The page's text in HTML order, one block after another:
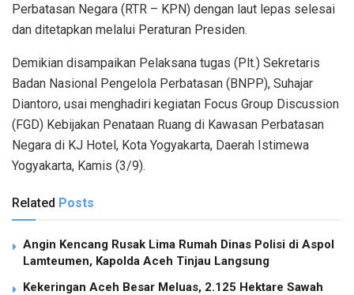
Perbatasan Negara (RTR – KPN) dengan laut lepas selesai
dan ditetapkan melalui Peraturan Presiden.
Demikian disampaikan Pelaksana tugas (Plt.) Sekretaris
Badan Nasional Pengelola Perbatasan (BNPP), Suhajar
Diantoro, usai menghadiri kegiatan Focus Group Discussion
(FGD) Kebijakan Penataan Ruang di Kawasan Perbatasan
Negara di KJ Hotel, Kota Yogyakarta, Daerah Istimewa
Yogyakarta, Kamis (3/9).
Related Posts
Angin Kencang Rusak Lima Rumah Dinas Polisi di Aspol
Lamteumen, Kapolda Aceh Tinjau Langsung
Kekeringan Aceh Besar Meluas, 2.125 Hektare Sawah